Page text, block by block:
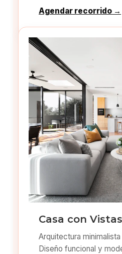
Agendar recorrido →
Casa con
Arquitectura
Diseño funcional y